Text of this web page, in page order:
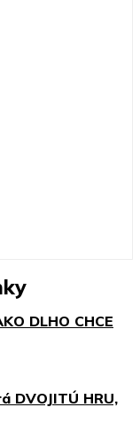
DLHO CHCE
DVOJITÚ HRU,